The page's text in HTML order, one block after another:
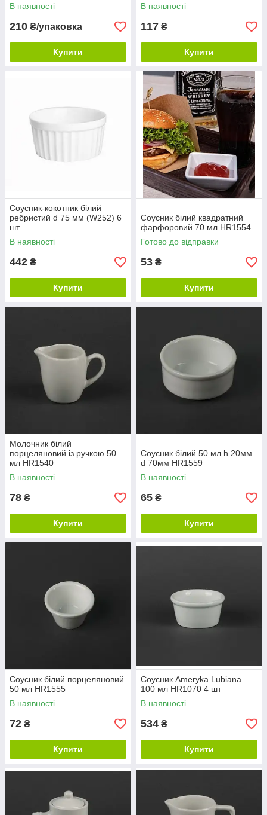
В наявності
210 ₴/упаковка
Купити
В наявності
117 ₴
Купити
Соусник-кокотник білий
ребристий d 75 мм (W252) 6
шт
В наявності
442 ₴
Купити
Соусник білий квадратний
фарфоровий 70 мл HR1554
Готово до відправки
53 ₴
Купити
Молочник білий
порцеляновий із ручкою 50
мл HR1540
В наявності
78 ₴
Купити
Соусник білий 50 мл h 20мм
d 70мм HR1559
В наявності
65 ₴
Купити
Соусник білий порцеляновий
50 мл HR1555
В наявності
72 ₴
Купити
Соусник Ameryka Lubiana
100 мл HR1070 4 шт
В наявності
534 ₴
Купити